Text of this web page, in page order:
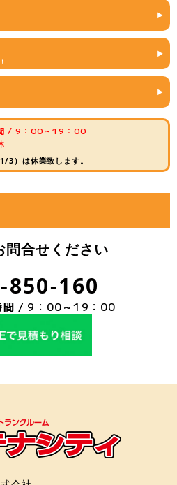
/ 9：00～19：00
3）は休業致します。
問合せください
850-160
間 / 9：00～19：00